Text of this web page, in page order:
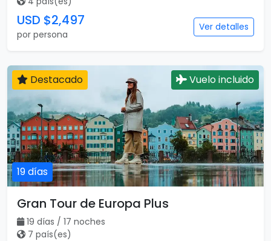
USD $2,497
por persona
Ver detalles
19 días
Destacado Vuelo incluido
Gran Tour de Europa Plus
19 días / 17 noches
7 país(es)